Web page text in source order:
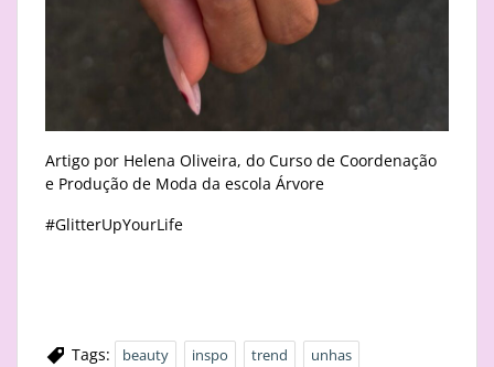
Artigo por Helena Oliveira, do Curso de Coordenação
e Produção de Moda da escola Árvore
#GlitterUpYourLife
Tags: beauty inspo trend unhas